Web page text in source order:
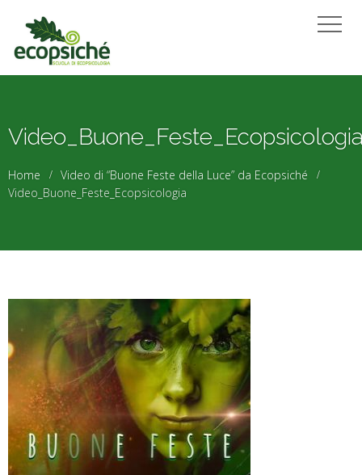
Home
Video di “Buone Feste della Luce” da Ecopsiché
Video_Buone_Feste_Ecopsicologia